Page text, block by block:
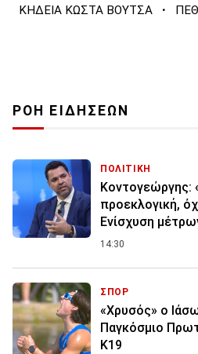
ΚΗΔΕΙΑ ΚΩΣΤΑ ΒΟΥΤΣΑ ·
ΡΟΗ ΕΙΔΗΣΕΩΝ
ΠΟΛΙΤΙΚΗ
Κοντογεώργης:
προεκλογική,
Ενίσχυση
14:30
ΣΠΟΡ
«Χρυσός» ο
Παγκόσμιο
Κ19